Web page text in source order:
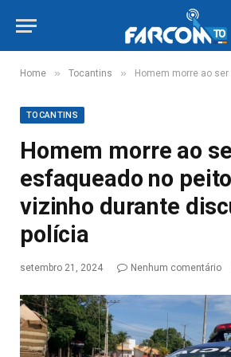
Home » Tocantins » Homem morre ao ser esfaqueado no
TOCANTINS
Homem morre ao
esfaqueado no
vizinho durante
polícia
setembro 21, 2024 Nenhum comentário